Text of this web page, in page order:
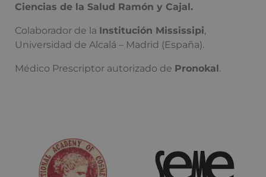
Ciencias de la Salud Ramón y Cajal.
Colaborador de la Institución Mississipi,
Universidad de Alcalá – Madrid (España).
Médico Prescriptor autorizado de Pronokal.